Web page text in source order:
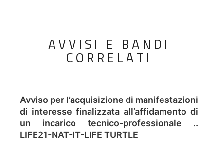
AVVISI E BANDI
CORRELATI
Avviso per l’acquisizione di manifestazioni
di interesse finalizzata all’affidamento di
un incarico tecnico-professionale ..
LIFE21-NAT-IT-LIFE TURTLE